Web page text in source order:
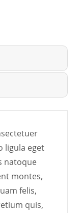
ligula eget
natoque
montes,
felis,
quis,